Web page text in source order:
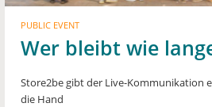
PUBLIC EVENT
Wer bleibt wie
Store2be gibt der Live-Kommunikation
die Hand